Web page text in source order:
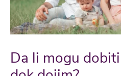
Da li mogu